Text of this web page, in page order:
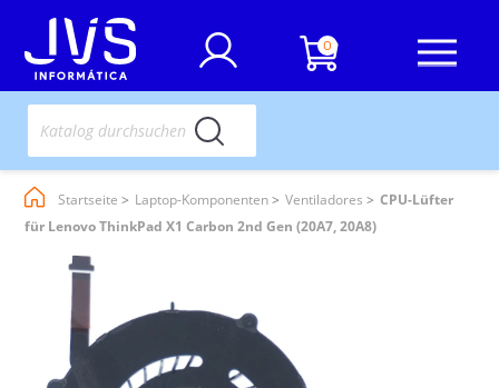
0
Startseite Laptop-Komponenten Ventiladores
CPU-Lüfter
für Lenovo ThinkPad X1 Carbon 2nd Gen (20A7, 20A8)